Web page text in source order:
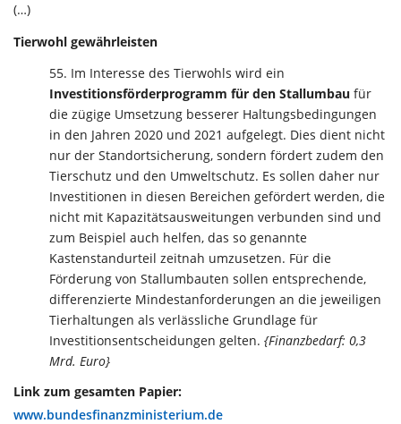
(…)
Tierwohl gewährleisten
Im Interesse des Tierwohls wird ein
Investitionsförderprogramm für den Stallumbau für
die zügige Umsetzung besserer Haltungsbedingungen
in den Jahren 2020 und 2021 aufgelegt. Dies dient nicht
nur der Standortsicherung, sondern fördert zudem den
Tierschutz und den Umweltschutz. Es sollen daher nur
Investitionen in diesen Bereichen gefördert werden, die
nicht mit Kapazitätsausweitungen verbunden sind und
zum Beispiel auch helfen, das so genannte
Kastenstandurteil zeitnah umzusetzen. Für die
Förderung von Stallumbauten sollen entsprechende,
differenzierte Mindestanforderungen an die jeweiligen
Tierhaltungen als verlässliche Grundlage für
Investitionsentscheidungen gelten. {Finanzbedarf: 0,3
Mrd. Euro}
Link zum gesamten Papier:
www.bundesfinanzministerium.de